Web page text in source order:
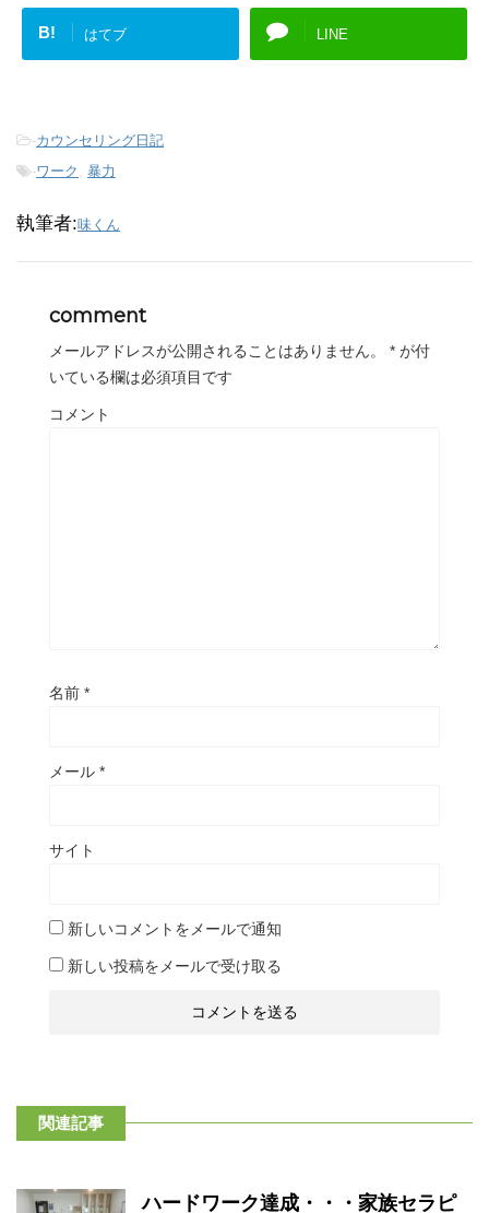
B! はてブ LINE
-カウンセリング日記
-ワーク , 暴力
執筆者:味くん
comment
メールアドレスが公開されることはありません。 * が付
いている欄は必須項目です
コメント
名前 *
メール *
サイト
新しいコメントをメールで通知
新しい投稿をメールで受け取る
関連記事
ハードワーク達成・・・家族セラピ